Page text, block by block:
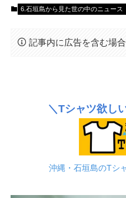
6.石垣島から見た世の中のニュース
記事内に広告を含む場合
＼Tシャツ欲し
沖縄・石垣島のTシ